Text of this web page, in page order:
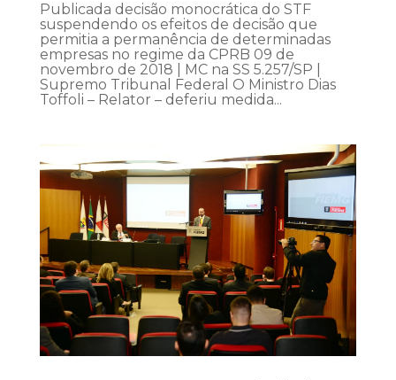
Publicada decisão monocrática do STF
suspendendo os efeitos de decisão que
permitia a permanência de determinadas
empresas no regime da CPRB 09 de
novembro de 2018 | MC na SS 5.257/SP |
Supremo Tribunal Federal O Ministro Dias
Toffoli – Relator – deferiu medida...